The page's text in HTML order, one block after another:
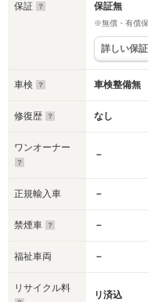
保証 保証無
※無償・有償保
詳しい保
車検 車検整備無
修復歴 なし
ワンオーナー
－
正規輸入車 －
禁煙車 －
福祉車両 －
リサイクル料
リ済込